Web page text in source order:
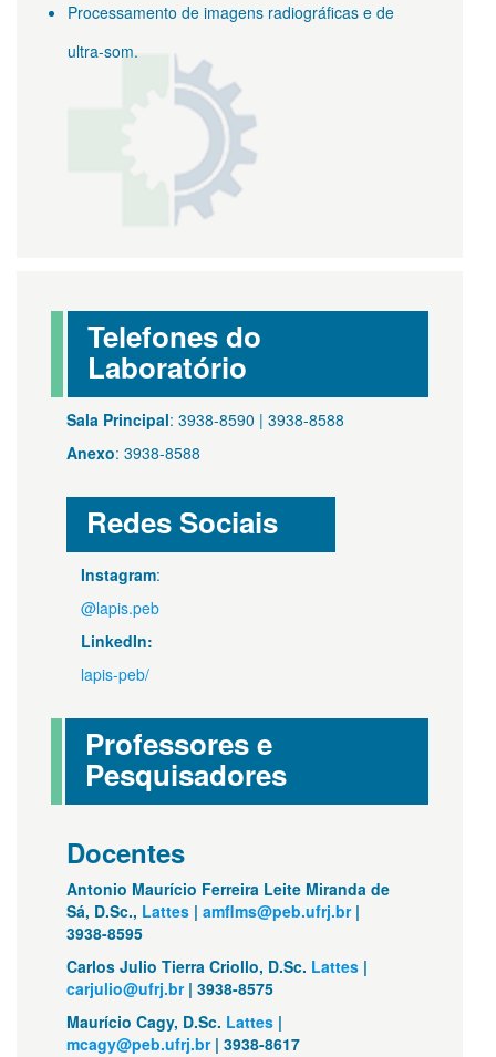
Processamento de imagens radiográficas e de
ultra-som.
Telefones do
Laboratório
Sala Principal: 3938-8590 | 3938-8588
Anexo: 3938-8588
Redes Sociais
Instagram:
@lapis.peb
LinkedIn:
lapis-peb/
Professores e
Pesquisadores
Docentes
Antonio Maurício Ferreira Leite Miranda de
Sá, D.Sc., Lattes | amflms@peb.ufrj.br|
3938-8595
Carlos Julio Tierra Criollo, D.Sc. Lattes |
carjulio@ufrj.br| 3938-8575
Maurício Cagy, D.Sc. Lattes|
mcagy@peb.ufrj.br| 3938-8617